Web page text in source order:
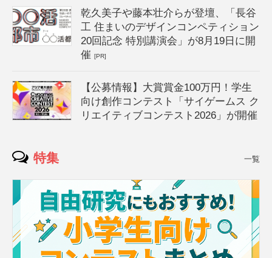
乾久美子や藤本壮介らが登壇、「長谷
工 住まいのデザインコンペティション
20回記念 特別講演会」が8月19日に開
催[PR]
【公募情報】大賞賞金100万円！学生
向け創作コンテスト「サイゲームス ク
リエイティブコンテスト2026」が開催
特集 一覧